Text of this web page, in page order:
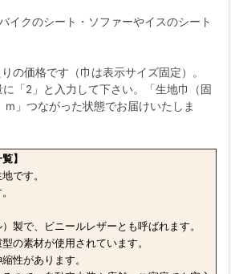
イクのシート・ソファーやイスのシート
の価格です（巾は表示サイズ固定）。
「2」と入力して下さい。「生地巾（固
」つながった状態でお届けいたしま
】
です。
製で、ビニールレザーとも呼ばれます。
の素材が使用されています。
性があります。